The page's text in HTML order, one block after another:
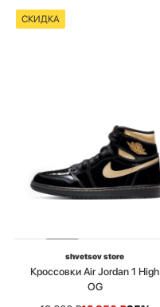
СКИДКА
shvetsov store
Кроссовки Air Jordan 1 High
OG